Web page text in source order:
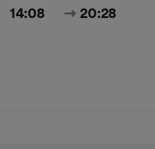
14:08 20:28